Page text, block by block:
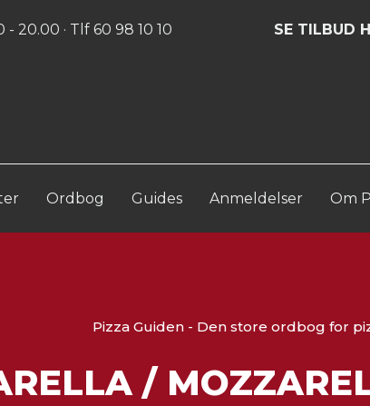
20.00 · Tlf 60 98 10 10 SE TILBUD
Ordbog Guides Anmeldelser Om
Pizza Guiden - Den store ordbog for
/